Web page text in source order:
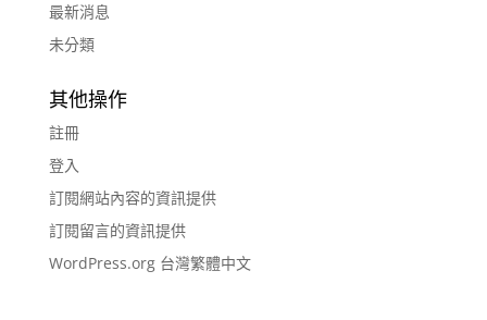
最新消息
未分類
其他操作
註冊
登入
訂閱網站內容的資訊提供
訂閱留言的資訊提供
WordPress.org 台灣繁體中文